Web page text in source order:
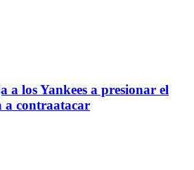
a los Yankees a presionar el
a contraatacar